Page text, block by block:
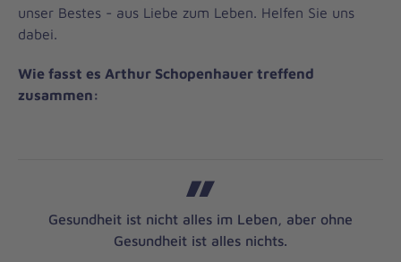
unser Bestes - aus Liebe zum Leben. Helfen Sie uns
dabei.
Wie fasst es Arthur Schopenhauer treffend
zusammen:
Gesundheit ist nicht alles im Leben, aber ohne
Gesundheit ist alles nichts.